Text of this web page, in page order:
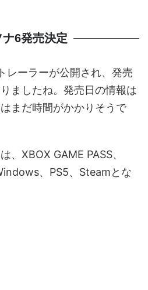
6発売決定
レーラーが公開され、発売
ましたね。発売日の情報は
まだ時間がかかりそうで
、XBOX GAME PASS、
、PS5、Steamとな